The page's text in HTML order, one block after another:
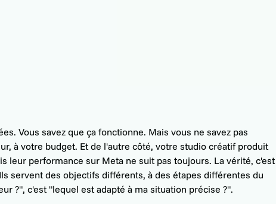
Vous savez que ça fonctionne. Mais vous ne savez pas
à votre budget. Et de l'autre côté, votre studio créatif produit
leur performance sur Meta ne suit pas toujours. La vérité, c'est
servent des objectifs différents, à des étapes différentes du
?", c'est "lequel est adapté à ma situation précise ?".